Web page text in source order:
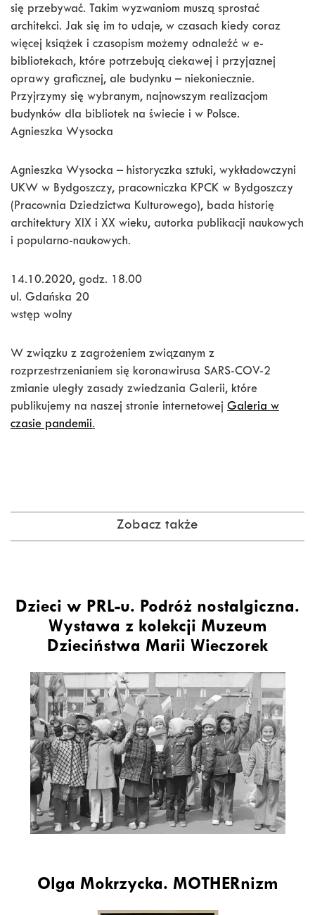
się przebywać. Takim wyzwaniom muszą sprostać
architekci. Jak się im to udaje, w czasach kiedy coraz
więcej książek i czasopism możemy odnaleźć w e-
bibliotekach, które potrzebują ciekawej i przyjaznej
oprawy graficznej, ale budynku – niekoniecznie.
Przyjrzymy się wybranym, najnowszym realizacjom
budynków dla bibliotek na świecie i w Polsce.
Agnieszka Wysocka
Agnieszka Wysocka – historyczka sztuki, wykładowczyni
UKW w Bydgoszczy, pracowniczka KPCK w Bydgoszczy
(Pracownia Dziedzictwa Kulturowego), bada historię
architektury XIX i XX wieku, autorka publikacji naukowych
i popularno-naukowych.
14.10.2020, godz. 18.00
ul. Gdańska 20
wstęp wolny
W związku z zagrożeniem związanym z
rozprzestrzenianiem się koronawirusa SARS-COV-2
zmianie uległy zasady zwiedzania Galerii, które
publikujemy na naszej stronie internetowej Galeria w
czasie pandemii.
Zobacz także
Dzieci w PRL-u. Podróż nostalgiczna.
Wystawa z kolekcji Muzeum
Dzieciństwa Marii Wieczorek
Olga Mokrzycka. MOTHERnizm